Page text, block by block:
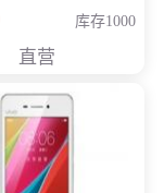
清摄录一体机
摄像机
库存1000
直营